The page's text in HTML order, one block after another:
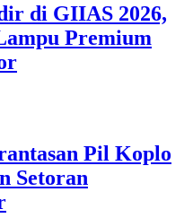
di GIIAS 2026,
Premium
Pil Koplo
Setoran